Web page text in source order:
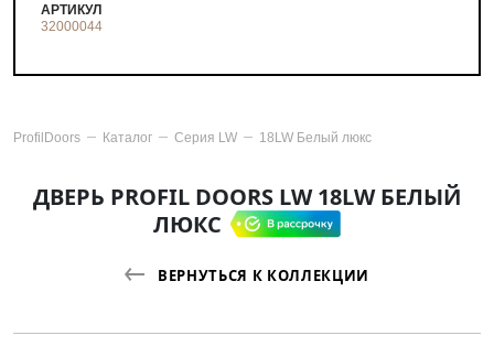
АРТИКУЛ
32000044
ProfilDoors Каталог Серия LW 18LW Белый люкс
ДВЕРЬ PROFIL DOORS LW 18LW БЕЛЫЙ
ЛЮКС
ВЕРНУТЬСЯ К КОЛЛЕКЦИИ